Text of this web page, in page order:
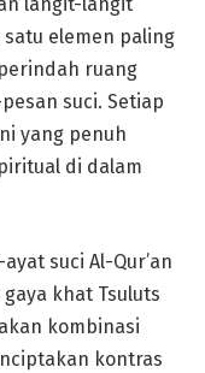
elemen paling
ruang
suci. Setiap
yang penuh
di dalam
suci Al-Qur’an
khat Tsuluts
kombinasi
kontras